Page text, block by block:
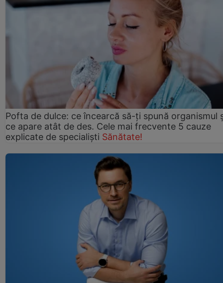
Pofta de dulce: ce încearcă să-ți spună organismul
ce apare atât de des. Cele mai frecvente 5 cauze
explicate de specialiști Sănătate!